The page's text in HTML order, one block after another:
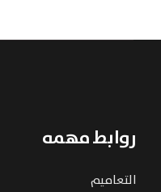
روابط مهمه
التعاميم